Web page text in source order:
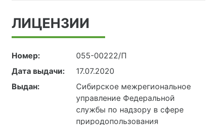
ЛИЦЕНЗИИ
Номер:
055-00222/П
Дата выдачи:
17.07.2020
Выдан:
Сибирское межрегиональное
управление Федеральной
службы по надзору в сфере
природопользования